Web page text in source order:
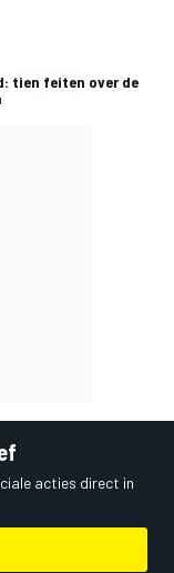
tien feiten over de
acties direct in